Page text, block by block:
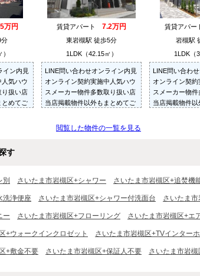
万円
イン内見
人気ハウ
り扱い店
とめてご
賃貸アパート 7.2万円
東岩槻駅 徒歩5分
1LDK（42.15㎡）
LINE問い合わせオンライン内見
オンライン契約実施中人気ハウ
スメーカー物件多数取り扱い店
当店掲載物件以外もまとめてご
お部屋を多数ご紹介させていた
賃貸アパ
岩槻駅
1LDK（
LINE問い合わ
オンライン契
スメーカー物
当店掲載物件
閲覧した物件の一覧を見る
す
別 さいたま市岩槻区+シャワー さいたま市岩槻区+追焚機
洗浄便座 さいたま市岩槻区+シャワー付洗面台 さいたま
ー さいたま市岩槻区+フローリング さいたま市岩槻区+エ
+ウォークインクロゼット さいたま市岩槻区+TVインター
+敷金不要 さいたま市岩槻区+保証人不要 さいたま市岩